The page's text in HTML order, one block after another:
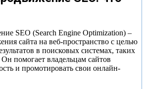
SEO (Search Engine Optimization) –
сайта на веб-пространство с целью
в поисковых системах, таких
помогает владельцам сайтов
и промотировать свои онлайн-